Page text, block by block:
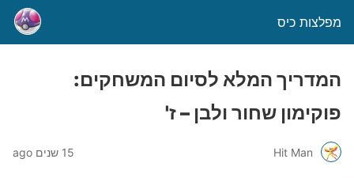
מפלצות כיס
המדריך המלא לסיום המשחקים:
פוקימון שחור ולבן – ז'
Hit Man 15 שנים ago